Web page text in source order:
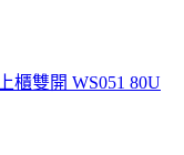
櫃雙開 WS051 80U